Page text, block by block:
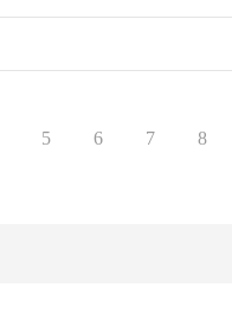
5 6 7 8